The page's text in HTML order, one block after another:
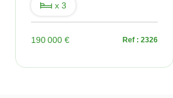
x 3
190 000 € Ref : 2326